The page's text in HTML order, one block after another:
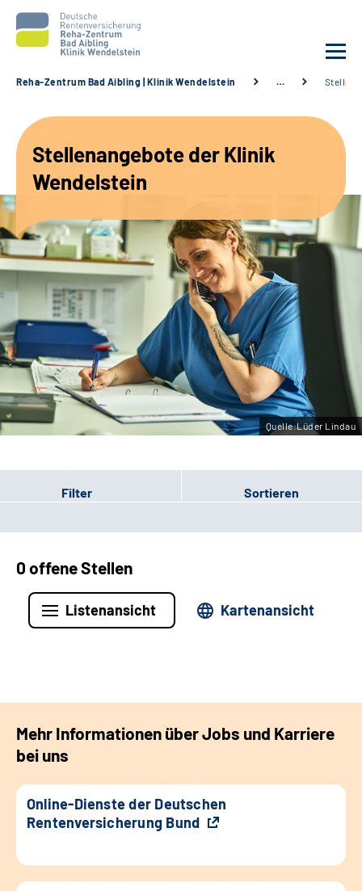
Unsere Angebote
Karriere
Sozialdienste & Zuweisende
Suche
Leichte Sprache
Gebärdensprache
Reha-Zentrum Bad Aibling | Klinik Wendelstein …
Stellenangebote der Klinik
Wendelstein
Quelle:Lüder Lindau
Filter Sortieren
0 offene Stellen
Listenansicht Kartenansicht
Mehr Informationen über Jobs und Karriere
bei uns
Online-Dienste der Deutschen
Rentenversicherung Bund